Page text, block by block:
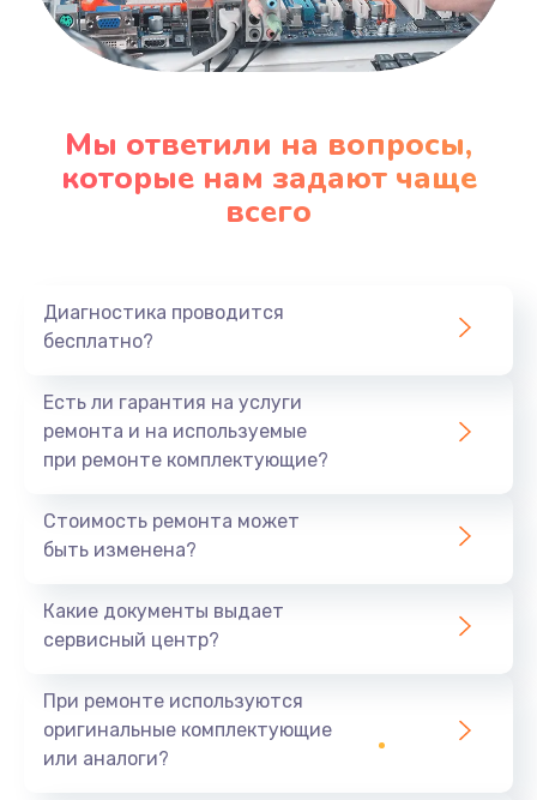
Мы ответили на вопросы,
которые нам задают чаще
всего
Диагностика проводится
бесплатно?
Есть ли гарантия на услуги
ремонта и на используемые
при ремонте комплектующие?
Стоимость ремонта может
быть изменена?
Какие документы выдает
сервисный центр?
При ремонте используются
оригинальные комплектующие
или аналоги?